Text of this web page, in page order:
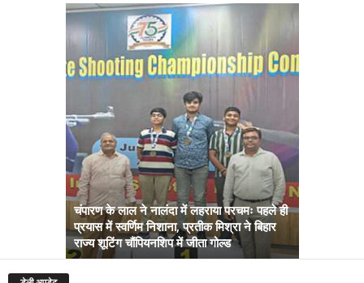
चंपारण के लाल ने नालंदा में लहराया परचमः पहले ही
प्रयास में स्वर्णिम निशाना, प्रतीक मिश्रा ने बिहार
राज्य शूटिंग चौंपियनशिप में जीता गोल्ड